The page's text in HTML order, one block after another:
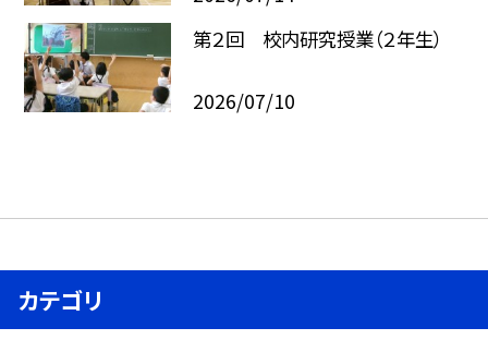
第２回 校内研究授業（２年生）
2026/07/10
カテゴリ